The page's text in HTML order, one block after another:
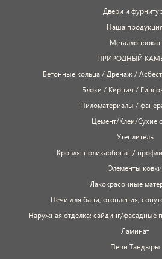
Двери и
Наша продукция
Металлопрокат
ПРИРОДНЫЙ
Бетонные кольца / Дренаж /
Блоки / Кирпич /
Пиломатериалы /
Цемент/Клеи/Сухие
Утеплитель
Кровля: поликарбонат /
Элементы ковки
Лакокрасочные
Печи для бани, отопления,
Наружная отделка: сайдинг/фасадные
Ламинат
Печи Тандыры